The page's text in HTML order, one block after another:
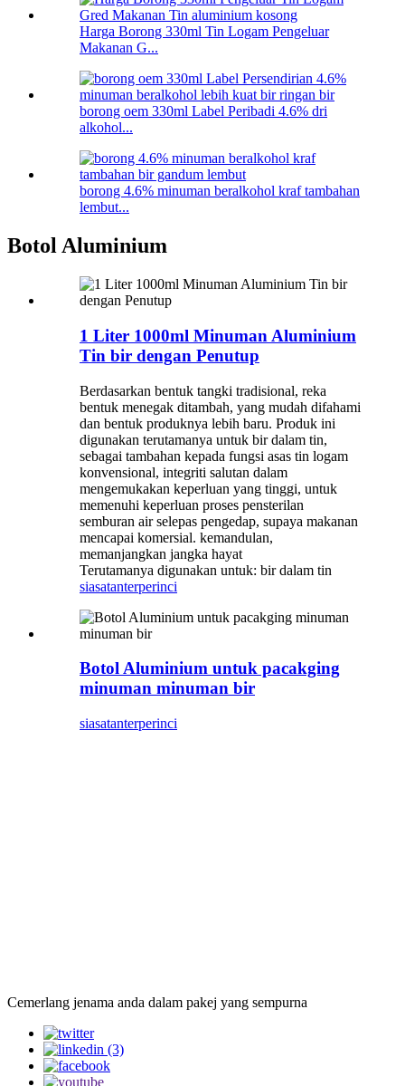
Harga Borong 330ml Tin Logam Pengeluar
Makanan G...
borong oem 330ml Label Peribadi 4.6% dri
alkohol...
borong 4.6% minuman beralkohol kraf tambahan
lembut...
Botol Aluminium
1 Liter 1000ml Minuman Aluminium
Tin bir dengan Penutup
Berdasarkan bentuk tangki tradisional, reka
bentuk menegak ditambah, yang mudah difahami
dan bentuk produknya lebih baru. Produk ini
digunakan terutamanya untuk bir dalam tin,
sebagai tambahan kepada fungsi asas tin logam
konvensional, integriti salutan dalam
mengemukakan keperluan yang tinggi, untuk
memenuhi keperluan proses pensterilan
semburan air selepas pengedap, supaya makanan
mencapai komersial. kemandulan,
memanjangkan jangka hayat
Terutamanya digunakan untuk: bir dalam tin
siasatanterperinci
Botol Aluminium untuk pacakging
minuman minuman bir
siasatanterperinci
Cemerlang jenama anda dalam pakej yang sempurna